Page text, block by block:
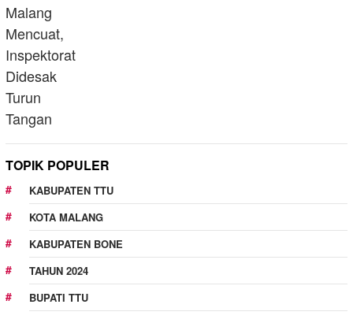
TOPIK POPULER
KABUPATEN TTU
KOTA MALANG
KABUPATEN BONE
TAHUN 2024
BUPATI TTU